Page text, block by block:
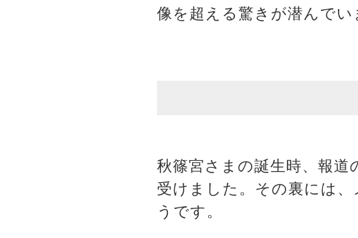
像を超える驚きが潜んでい
秋篠宮さまの誕生時、報
受けました。その裏には
うです。